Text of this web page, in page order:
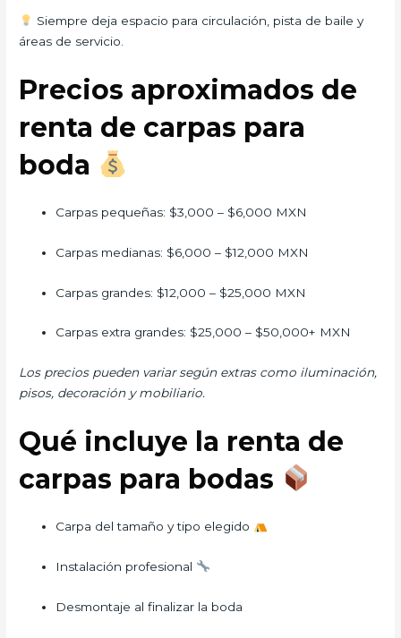
Siempre deja espacio para circulación, pista de baile y
áreas de servicio.
Precios aproximados de
renta de carpas para
boda
Carpas pequeñas: $3,000 – $6,000 MXN
Carpas medianas: $6,000 – $12,000 MXN
Carpas grandes: $12,000 – $25,000 MXN
Carpas extra grandes: $25,000 – $50,000+ MXN
Los precios pueden variar según extras como iluminación,
pisos, decoración y mobiliario.
Qué incluye la renta de
carpas para bodas
Carpa del tamaño y tipo elegido
Instalación profesional
Desmontaje al finalizar la boda